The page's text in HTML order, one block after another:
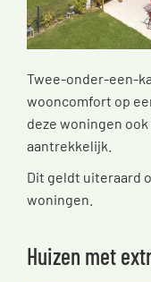
Twee-onder-een-
wooncomfort op
deze woningen
aantrekkelijk.
Dit geldt uiteraard
woningen.
Huizen met